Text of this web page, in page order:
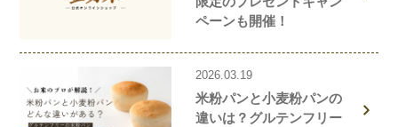
ペーンも開催！
2026.03.19
米粉パンと小麦粉パンの
違いは？グルテンフリー